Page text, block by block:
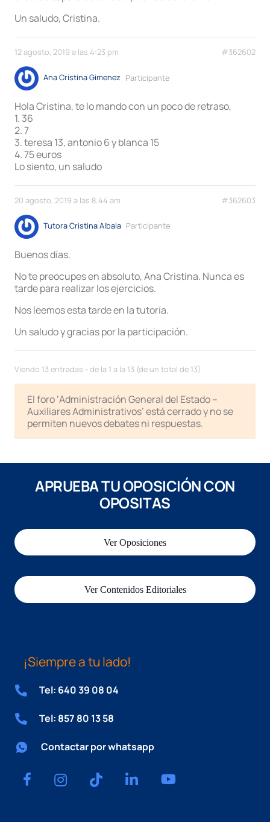
Un saludo, Cristina.
12 agosto, 2019 a las 4:23 pm #362602
Ana Cristina Gimenez Participante
Hola Cristina, te lo mando con un poco de retraso,
1. 36
2. 7
3. teresa 13, antonio 6 y blanca 15
4. 75 euros
Lo siento, un saludo
20 agosto, 2019 a las 8:44 am #362603
Tutora Cristina Albala Participante
Buenos días.
No te preocupes en absoluto, Ana Cristina. Nunca es
tarde para realizar los ejercicios.
Nos leemos esta tarde en la tutoría.
Un saludo y gracias por la participación.
Viendo 13 entradas - de la 1 a la 13 (de un total de 13)
El foro ‘Administración General del Estado –
Auxiliares Administrativos’ está cerrado y no se
permiten nuevos debates ni respuestas.
APRUEBA TU OPOSICIÓN CON
OPOSITAS
Ver Oposiciones
Ver Contenidos Editoriales
¡Siempre a tu lado!
Tel: 640 39 08 04
Tel: 857 80 13 58
Contactar por whatsapp